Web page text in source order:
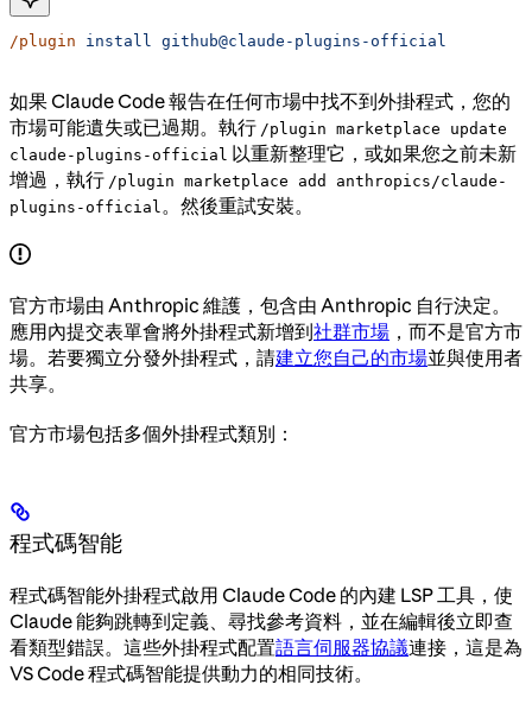
/plugin install github@claude-plugins-official
如果 Claude Code 報告在任何市場中找不到外掛程式，您的
市場可能遺失或已過期。執行 /plugin marketplace update
claude-plugins-official 以重新整理它，或如果您之前未新
增過，執行 /plugin marketplace add anthropics/claude-
plugins-official。然後重試安裝。
官方市場由 Anthropic 維護，包含由 Anthropic 自行決定。
應用內提交表單會將外掛程式新增到社群市場 ，而不是官方市
場。若要獨立分發外掛程式，請建立您自己的市場並與使用者
共享。
官方市場包括多個外掛程式類別：
程式碼智能
程式碼智能外掛程式啟用 Claude Code 的內建 LSP 工具，使
Claude 能夠跳轉到定義、尋找參考資料，並在編輯後立即查
看類型錯誤。這些外掛程式配置語言伺服器協議連接，這是為
VS Code 程式碼智能提供動力的相同技術。